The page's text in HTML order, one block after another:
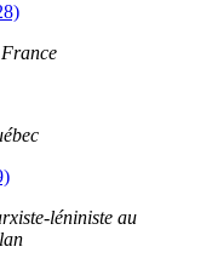
léniniste au